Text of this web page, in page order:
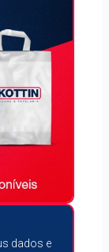
dados e